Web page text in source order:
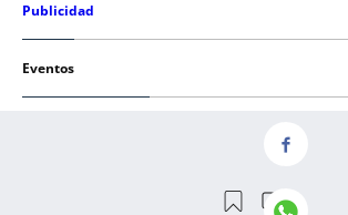
Publicidad
Eventos